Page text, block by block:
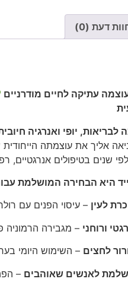
דעת (0)
עתיקה לחיים
יופי ואנרגיה
אליך את עוצמתה הייחודית
שנים בטיפולים אנרגטיים,
היא הבחירה המושלמת
לעין – עיסוי הפנים עם
ורוחני – מגבירה הרמוניה
לחצים – השימוש היומי
לאנשים שאוהבים –